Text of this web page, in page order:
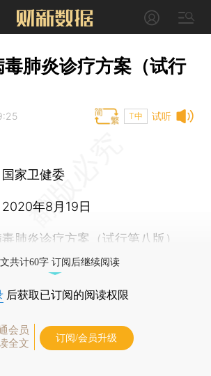
肺炎诊疗方案（试行
试听
T中
国家卫健委
2020年8月19日
肺炎诊疗方案（试行第八版）
共计60字 订阅后继续阅读
后获取已订阅的阅读权限
会员
全文
订阅/会员升级